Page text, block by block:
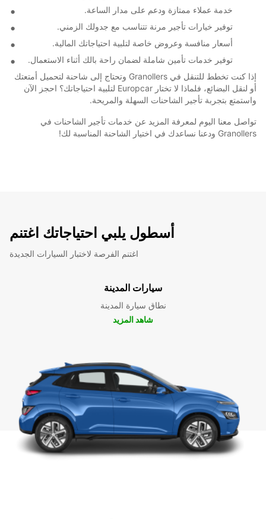
خدمة عملاء ممتازة ودعم على مدار الساعة.
توفير خيارات تأجير مرنة تتناسب مع جدولك الزمني.
أسعار منافسة وعروض خاصة لتلبية احتياجاتك المالية.
توفير خدمات تأمين شاملة لضمان راحة بالك أثناء الاستعمال.
إذا كنت تخطط للتنقل في Granollers وتحتاج إلى شاحنة لتحميل أمتعتك
أو لنقل البضائع، فلماذا لا تختار Europcar لتلبية احتياجاتك؟ احجز الآن
واستمتع بتجربة تأجير الشاحنات السهلة والمريحة.
تواصل معنا اليوم لمعرفة المزيد عن خدمات تأجير الشاحنات في
Granollers ودعنا نساعدك في اختيار الشاحنة المناسبة لك!
أسطول يلبي احتياجاتك اغتنم
اغتنم الفرصة لاختبار السيارات الجديدة
سيارات المدينة
نطاق سيارة المدينة
شاهد المزيد